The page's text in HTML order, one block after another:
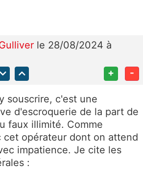
le 28/08/2024 à
+ -
souscrire, c'est une
d'escroquerie de la part de
faux illimité. Comme
cet opérateur dont on attend
impatience. Je cite les
: